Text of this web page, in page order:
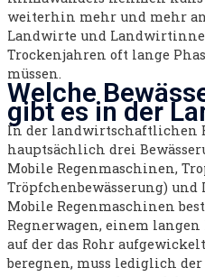
weiterhin mehr und mehr
Landwirte und
Trockenjahren oft lange
müssen.
Welche
gibt es in der
In der landwirtschaftlichen
hauptsächlich drei
Mobile Regenmaschinen,
Tröpfchenbewässerung)
Mobile Regenmaschinen
Regnerwagen, einem
auf der das Rohr
beregnen, muss lediglich der